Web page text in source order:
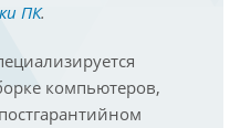
ПК.
компьютеров,